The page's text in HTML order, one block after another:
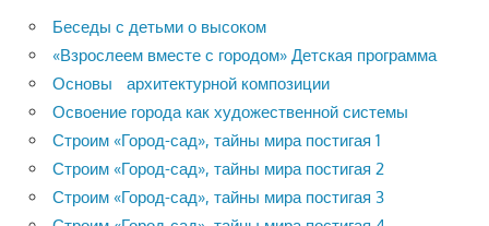
Беседы с детьми о высоком
«Взрослеем вместе с городом» Детская программа
Основы архитектурной композиции
Освоение города как художественной системы
Строим «Город-сад», тайны мира постигая 1
Строим «Город-сад», тайны мира постигая 2
Строим «Город-сад», тайны мира постигая 3